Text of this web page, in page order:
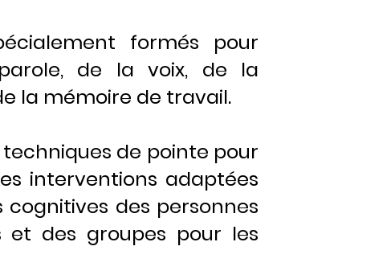
formés pour
de la voix, de la
la mémoire de travail.
de pointe pour
interventions adaptées
des personnes
et des groupes pour les